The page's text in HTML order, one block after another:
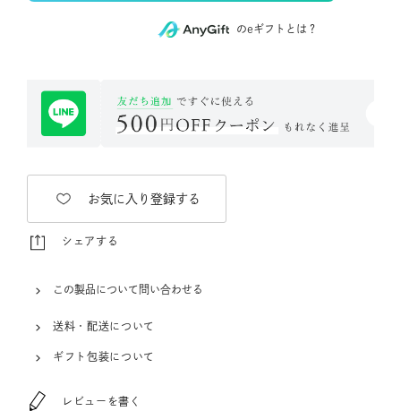
のeギフトとは？
お気に入り登録する
シェアする
この製品について問い合わせる
送料・配送について
ギフト包装について
レビューを書く